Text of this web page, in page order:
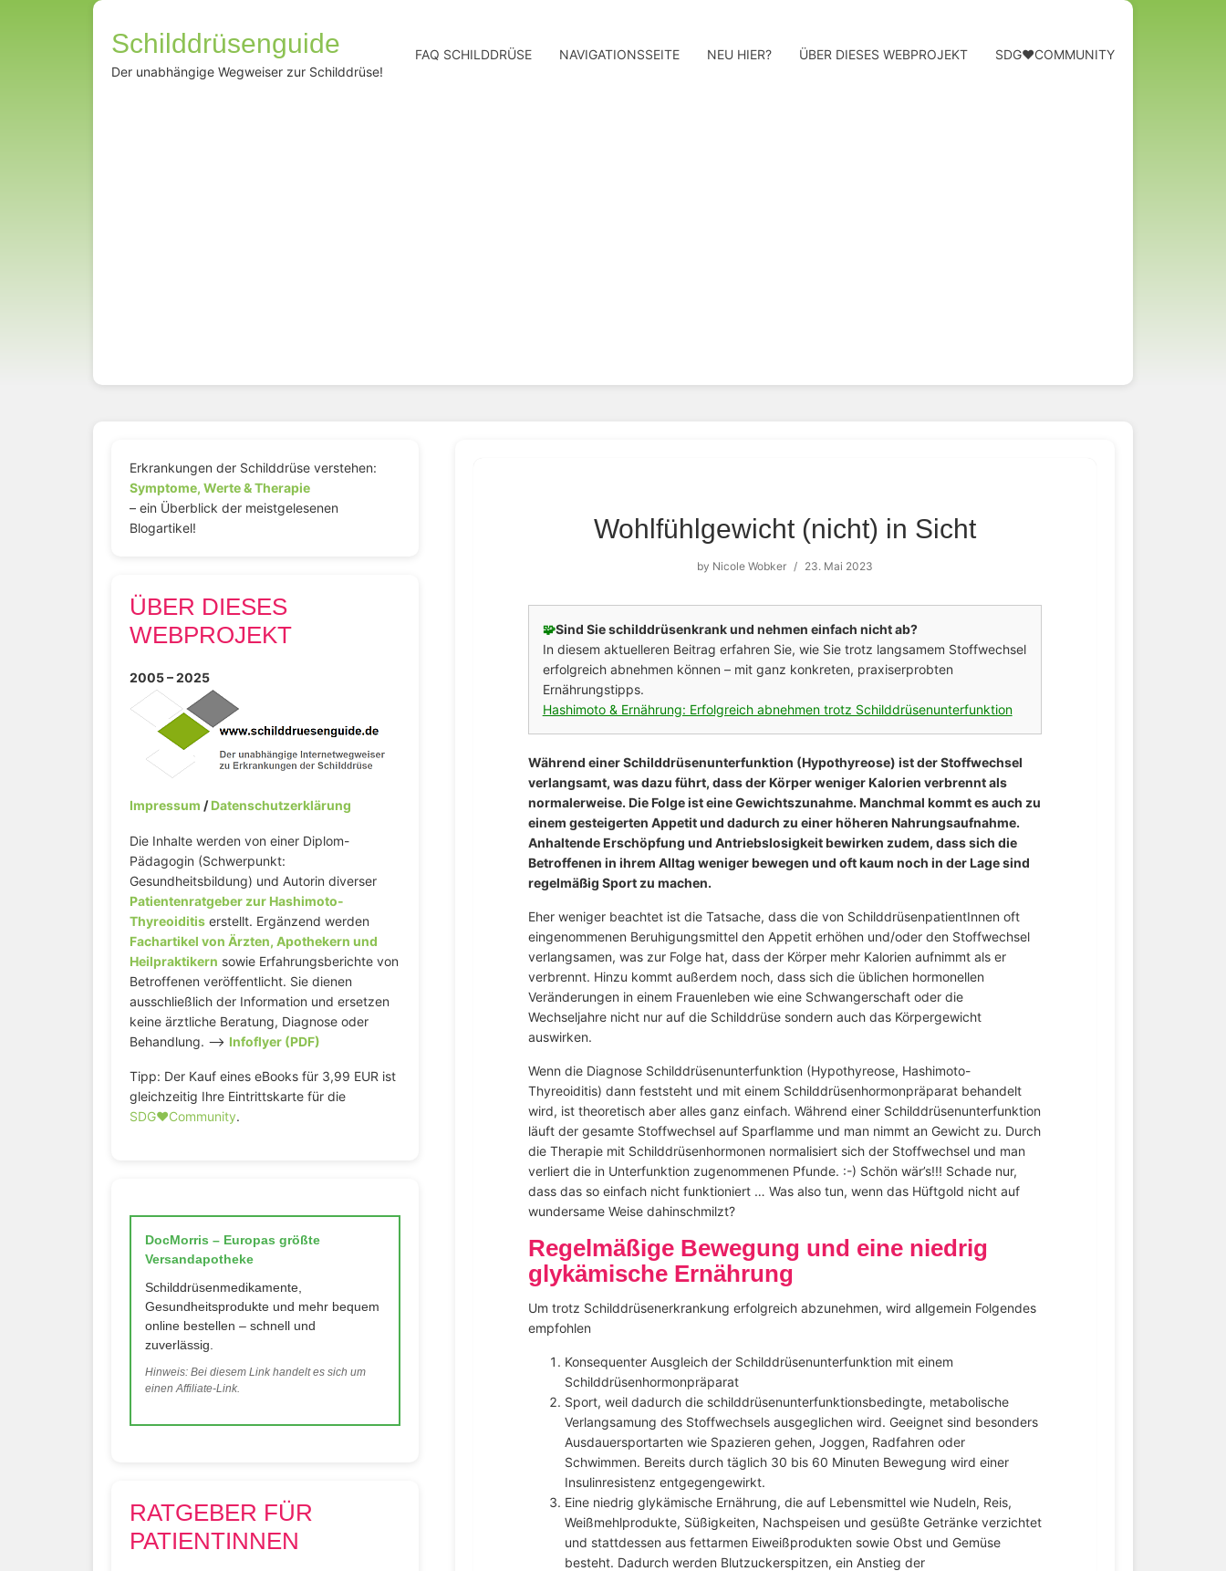
Schilddrüsenguide
Der unabhängige Wegweiser zur Schilddrüse!
FAQ SCHILDDRÜSE NAVIGATIONSSEITE NEU HIER? ÜBER DIESES WEBPROJEKT SDG❤️COMMUNITY
Wohlfühlgewicht (nicht) in Sicht
by Nicole Wobker / 23. Mai 2023
🧩Sind Sie schilddrüsenkrank und nehmen einfach nicht ab?
In diesem aktuelleren Beitrag erfahren Sie, wie Sie trotz langsamem Stoffwechsel
erfolgreich abnehmen können – mit ganz konkreten, praxiserprobten
Ernährungstipps.
Hashimoto & Ernährung: Erfolgreich abnehmen trotz Schilddrüsenunterfunktion
Während einer Schilddrüsenunterfunktion (Hypothyreose) ist der Stoffwechsel
verlangsamt, was dazu führt, dass der Körper weniger Kalorien verbrennt als
normalerweise. Die Folge ist eine Gewichtszunahme. Manchmal kommt es auch zu
einem gesteigerten Appetit und dadurch zu einer höheren Nahrungsaufnahme.
Anhaltende Erschöpfung und Antriebslosigkeit bewirken zudem, dass sich die
Betroffenen in ihrem Alltag weniger bewegen und oft kaum noch in der Lage sind
regelmäßig Sport zu machen.
Eher weniger beachtet ist die Tatsache, dass die von SchilddrüsenpatientInnen oft
eingenommenen Beruhigungsmittel den Appetit erhöhen und/oder den Stoffwechsel
verlangsamen, was zur Folge hat, dass der Körper mehr Kalorien aufnimmt als er
verbrennt. Hinzu kommt außerdem noch, dass sich die üblichen hormonellen
Veränderungen in einem Frauenleben wie eine Schwangerschaft oder die
Wechseljahre nicht nur auf die Schilddrüse sondern auch das Körpergewicht
auswirken.
Wenn die Diagnose Schilddrüsenunterfunktion (Hypothyreose, Hashimoto-
Thyreoiditis) dann feststeht und mit einem Schilddrüsenhormonpräparat behandelt
wird, ist theoretisch aber alles ganz einfach. Während einer Schilddrüsenunterfunktion
läuft der gesamte Stoffwechsel auf Sparflamme und man nimmt an Gewicht zu. Durch
die Therapie mit Schilddrüsenhormonen normalisiert sich der Stoffwechsel und man
verliert die in Unterfunktion zugenommenen Pfunde. :-) Schön wär’s!!! Schade nur,
dass das so einfach nicht funktioniert … Was also tun, wenn das Hüftgold nicht auf
wundersame Weise dahinschmilzt?
Regelmäßige Bewegung und eine niedrig
glykämische Ernährung
Um trotz Schilddrüsenerkrankung erfolgreich abzunehmen, wird allgemein Folgendes
empfohlen
Konsequenter Ausgleich der Schilddrüsenunterfunktion mit einem
Schilddrüsenhormonpräparat
Sport, weil dadurch die schilddrüsenunterfunktionsbedingte, metabolische
Verlangsamung des Stoffwechsels ausgeglichen wird. Geeignet sind besonders
Ausdauersportarten wie Spazieren gehen, Joggen, Radfahren oder
Schwimmen. Bereits durch täglich 30 bis 60 Minuten Bewegung wird einer
Insulinresistenz entgegengewirkt.
Eine niedrig glykämische Ernährung, die auf Lebensmittel wie Nudeln, Reis,
Weißmehlprodukte, Süßigkeiten, Nachspeisen und gesüßte Getränke verzichtet
und stattdessen aus fettarmen Eiweißprodukten sowie Obst und Gemüse
besteht. Dadurch werden Blutzuckerspitzen, ein Anstieg der
Erkrankungen der Schilddrüse verstehen:
Symptome, Werte & Therapie
– ein Überblick der meistgelesenen
Blogartikel!
ÜBER DIESES
WEBPROJEKT
2005 – 2025
Impressum /Datenschutzerklärung
Die Inhalte werden von einer Diplom-
Pädagogin (Schwerpunkt:
Gesundheitsbildung) und Autorin diverser
Patientenratgeber zur Hashimoto-
Thyreoiditis erstellt. Ergänzend werden
Fachartikel von Ärzten, Apothekern und
Heilpraktikern sowie Erfahrungsberichte von
Betroffenen veröffentlicht. Sie dienen
ausschließlich der Information und ersetzen
keine ärztliche Beratung, Diagnose oder
Behandlung. –> Infoflyer (PDF)
Tipp: Der Kauf eines eBooks für 3,99 EUR ist
gleichzeitig Ihre Eintrittskarte für die
SDG♥️Community.
DocMorris – Europas größte
Versandapotheke
Schilddrüsenmedikamente,
Gesundheitsprodukte und mehr bequem
online bestellen – schnell und
zuverlässig.
Hinweis: Bei diesem Link handelt es sich um
einen Affiliate-Link.
RATGEBER FÜR
PATIENTINNEN